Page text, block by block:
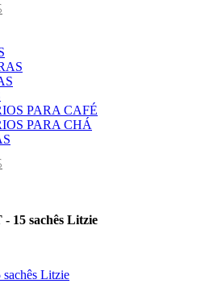
PARA CAFÉ
PARA CHÁ
15 sachês Litzie